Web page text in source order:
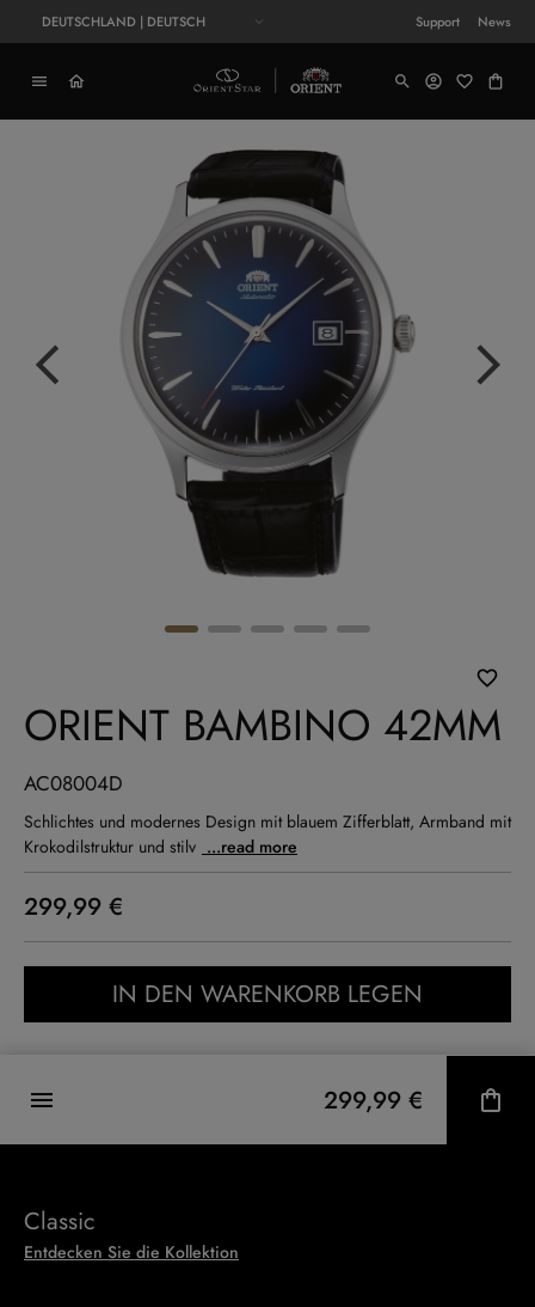
DEUTSCHLAND | DEUTSCH Support News
ORIENT BAMBINO 42MM
AC08004D
Schlichtes und modernes Design mit blauem Zifferblatt, Armband mit
Krokodilstruktur und stilv ...read more
299,99 €
IN DEN WARENKORB LEGEN
299,99 €
Classic
Entdecken Sie die Kollektion